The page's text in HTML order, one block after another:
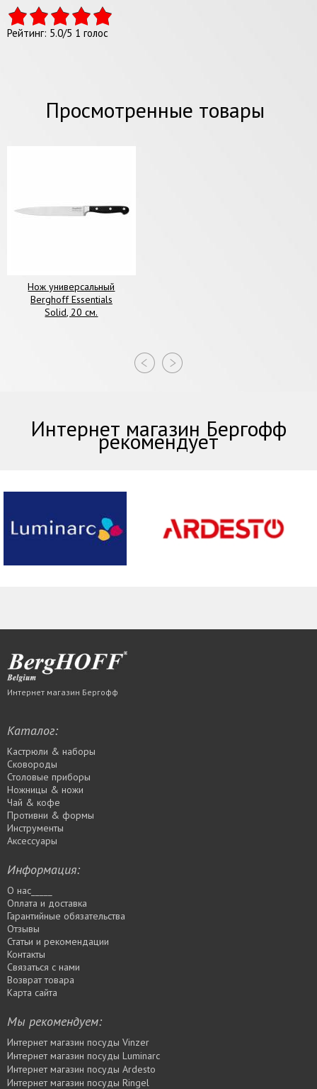
Рейтинг: 5.0/5 1 голос
Просмотренные товары
Нож универсальный
Berghoff Essentials
Solid, 20 см.
Интернет магазин Бергофф
рекомендует
Интернет магазин Бергофф
Каталог:
Кастрюли & наборы
Сковороды
Столовые приборы
Ножницы & ножи
Чай & кофе
Противни & формы
Инструменты
Аксессуары
Информация:
О нас_____
Оплата и доставка
Гарантийные обязательства
Отзывы
Статьи и рекомендации
Контакты
Связаться с нами
Возврат товара
Карта сайта
Мы рекомендуем:
Интернет магазин посуды Vinzer
Интернет магазин посуды Luminarc
Интернет магазин посуды Ardesto
Интернет магазин посуды Rіngel